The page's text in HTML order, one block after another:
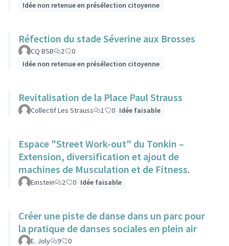
Idée non retenue en présélection citoyenne
Réfection du stade Séverine aux Brosses
CQ BSB 2
0
Idée non retenue en présélection citoyenne
Revitalisation de la Place Paul Strauss
Collectif Les Strauss 1 0 Idée faisable
Espace "Street Work-out" du Tonkin –
Extension, diversification et ajout de
machines de Musculation et de Fitness.
Einstein 2 0 Idée faisable
Créer une piste de danse dans un parc pour
la pratique de danses sociales en plein air
E. Joly 9
0